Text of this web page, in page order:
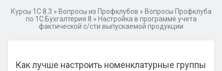
Курсы 1С 8.3 » Вопросы из Профклубов » Вопросы Профклуба
по 1С:Бухгалтерия 8 » Настройка в программе учета
фактической с/сти выпускаемой продукции
Как лучше настроить номенклатурные группы